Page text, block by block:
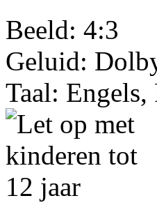
Beeld: 4:3
Geluid:
Taal: Engels,